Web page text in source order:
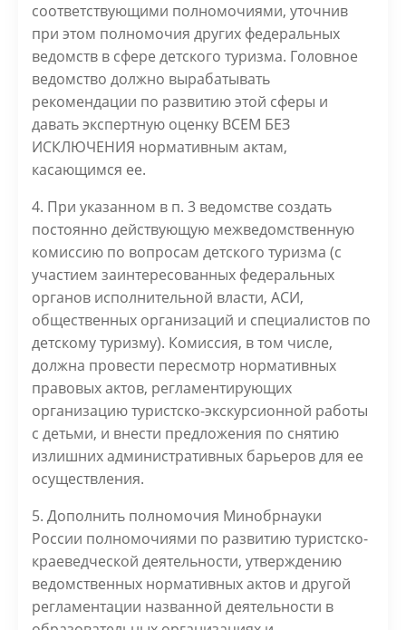
соответствующими полномочиями, уточнив
при этом полномочия других федеральных
ведомств в сфере детского туризма. Головное
ведомство должно вырабатывать
рекомендации по развитию этой сферы и
давать экспертную оценку ВСЕМ БЕЗ
ИСКЛЮЧЕНИЯ нормативным актам,
касающимся ее.
4. При указанном в п. 3 ведомстве создать
постоянно действующую межведомственную
комиссию по вопросам детского туризма (с
участием заинтересованных федеральных
органов исполнительной власти, АСИ,
общественных организаций и специалистов по
детскому туризму). Комиссия, в том числе,
должна провести пересмотр нормативных
правовых актов, регламентирующих
организацию туристско-экскурсионной работы
с детьми, и внести предложения по снятию
излишних административных барьеров для ее
осуществления.
5. Дополнить полномочия Минобрнауки
России полномочиями по развитию туристско-
краеведческой деятельности, утверждению
ведомственных нормативных актов и другой
регламентации названной деятельности в